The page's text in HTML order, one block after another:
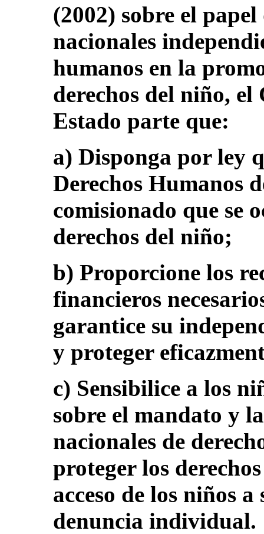
(2002) sobre el
nacionales
humanos en la
derechos del niño,
Estado parte que:
a) Disponga por ley
Derechos Humanos
comisionado que se
derechos del niño;
b) Proporcione los
financieros
garantice su
y proteger
c) Sensibilice a los
sobre el mandato y
nacionales de
proteger los
acceso de los niños
denuncia individual.